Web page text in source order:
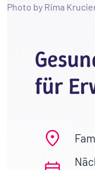
Photo by Rima
für